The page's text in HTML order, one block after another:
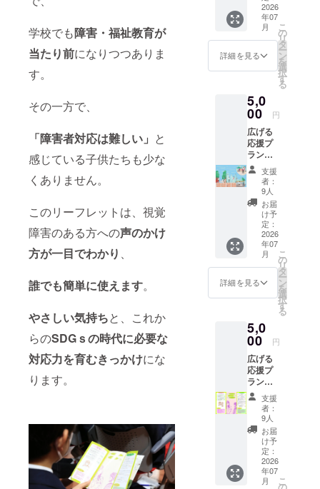
学校でも障害・福祉教育が
当たり前になりつつありま
す。
その一方で、
「障害者対応は難しい」 と
感じている子供たちも少な
くありません。
このリーフレットは、視覚
障害のある方への声のかけ
方が一目でわかり 、
誰でも簡単に使えます。
やさしい気持ちと、これか
らのSDGｓの時代に必要な
対応力を育むきっかけにな
ります。
に変わりま
した。
■美容は人と
視覚障がい
をお持ちの
方は、自分
で見ること
は難しくて
も、他者の
目を通して
自分の姿を
見ていま
す。
「そのネイ
ル素敵だ
日の服装と
合っている
中には「駅
で声を掛け
られること
た」、「子
供の学校
と、解
読用の
点字表
お送り
しま
セージ
が届く
かは、
点字表
と照ら
し合わ
せて解
読して
からの
お楽し
み。 さ
らに、
10種類
の中に
は1枚だ
レア・
点字で
ト”入り
カード
も…！
【前向
きにな
れる10
のメッ
セー
ジ】 ※
ランダ
ムです
・やさ
しさは
未来を
す。 い
ただい
たご支
援は、
やさし
トの普
及活動
び、視
覚障害
の支援
活動に
活用さ
せてい
ただき
ます。
よろし
くお願
いいた
しま
タッフ
が、 心
を込め
て点字
でお祝
れした
カード
をお付
けし
て、素
敵なギ
フト
ラッピ
ングを
してお
届けい
たしま
す。 ※
オリジ
ナルの
お祝い
メッ
ことも
できま
で、ご
希望の
方は必
ず備考
欄に100
文字以
内でご
記載下
さい。
お任せ
の方は
カード
の画像
付き）
「リー
フレッ
トは使
う機会
けれ
ど、活
動を応
援した
い」 そ
んなお
気持ち
でご参
加いた
だける
プラン
です。
感謝を
込め
て、
キャン
プファ
機能に
て、お
礼の
メッ
セージ
とJBB
の視覚
障害ス
タッフ
が点字
で作成
た、“あ
りがと
2026
年07
月
詳細を見る
こ
の
リ
タ
ー
ン
を
選
択
す
る
5,0
00 円
広げる
応援プ
ラン
（作品A
／30枚
＋お名
前掲
載） や
さしい
声掛け
リーフ
レット
（作品
A）を
30枚お
届けし
ご家族
やご友
人、学
校や職
場など
で配布
いただ
くこと
で、 や
さしい
声かけ
の輪を
広げる
ことが
できま
支援
者：
9人
お届
け予
定：
2026
年07
月
詳細を見る
こ
の
リ
タ
ー
ン
を
選
択
す
る
5,0
00 円
広げる
応援プ
ラン
（作品B
／30枚
＋お名
前掲
載） や
さしい
声掛け
リーフ
レット
支援
者：
9人
お届
け予
定：
2026
年07
月
こ
の